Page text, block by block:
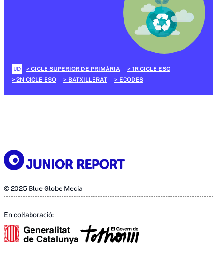
UD CICLE SUPERIOR DE PRIMÀRIA
1R CICLE ESO
2N CICLE ESO
BATXILLERAT ECODES
© 2025 Blue Globe Media
En col·laboració: